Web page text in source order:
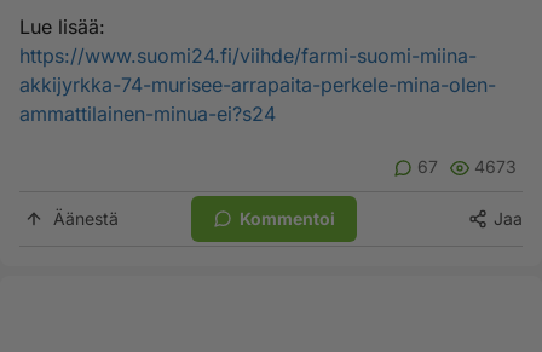
Lue lisää:
https://www.suomi24.fi/viihde/farmi-suomi-miina-
akkijyrkka-74-murisee-arrapaita-perkele-mina-olen-
ammattilainen-minua-ei?s24
67 4673
Äänestä Kommentoi Jaa